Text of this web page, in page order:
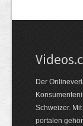
Der
Schweizer.
portalen